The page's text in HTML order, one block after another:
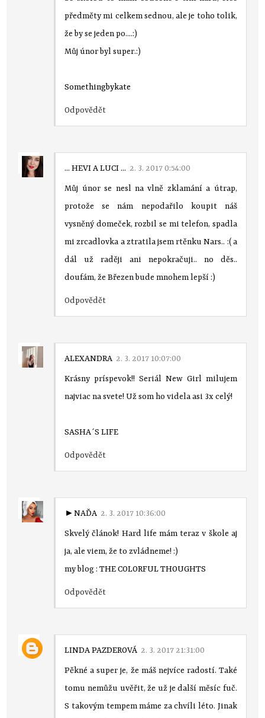
předměty mi celkem sednou, ale je toho tolik,
že by se jeden po....:)
Můj únor byl super.:)
Somethingbykate
Odpovědět
... HEVI A LUCI ... 2. 3. 2017 0:54:00
Můj únor se nesl na vlně zklamání a útrap,
protože se nám nepodařilo koupit náš
vysněný domeček, rozbil se mi telefon, spadla
mi zrcadlovka a ztratila jsem rtěnku Nars.. :( a
dál už raději ani nepokračuji.. no děs..
doufám, že Březen bude mnohem lepší :)
Odpovědět
ALEXANDRA 2. 3. 2017 10:07:00
Krásny príspevok!! Seriál New Girl milujem
najviac na svete! Už som ho videla asi 3x celý!
SASHA´S LIFE
Odpovědět
►NAĎA 2. 3. 2017 10:36:00
Skvelý článok! Hard life mám teraz v škole aj
ja, ale viem, že to zvládneme! :)
my blog :THE COLORFUL THOUGHTS
Odpovědět
LINDA PAZDEROVÁ 2. 3. 2017 21:31:00
Pěkné a super je, že máš nejvíce radostí. Také
tomu nemůžu uvěřit, že už je další měsíc fuč.
S takovým tempem máme za chvíli léto. Jinak